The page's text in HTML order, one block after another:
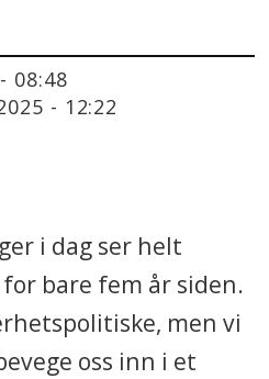
08:48
- 12:22
i dag ser helt
bare fem år siden.
men vi
oss inn i et